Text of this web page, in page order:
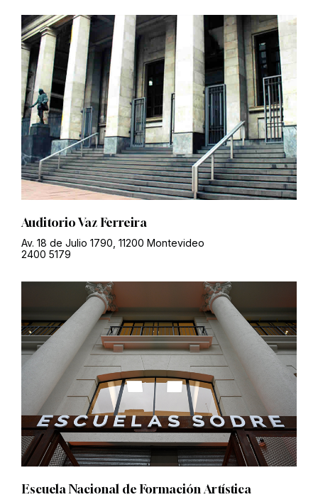
Auditorio Vaz Ferreira
Av. 18 de Julio 1790, 11200 Montevideo
2400 5179
Escuela Nacional de Formación Artística